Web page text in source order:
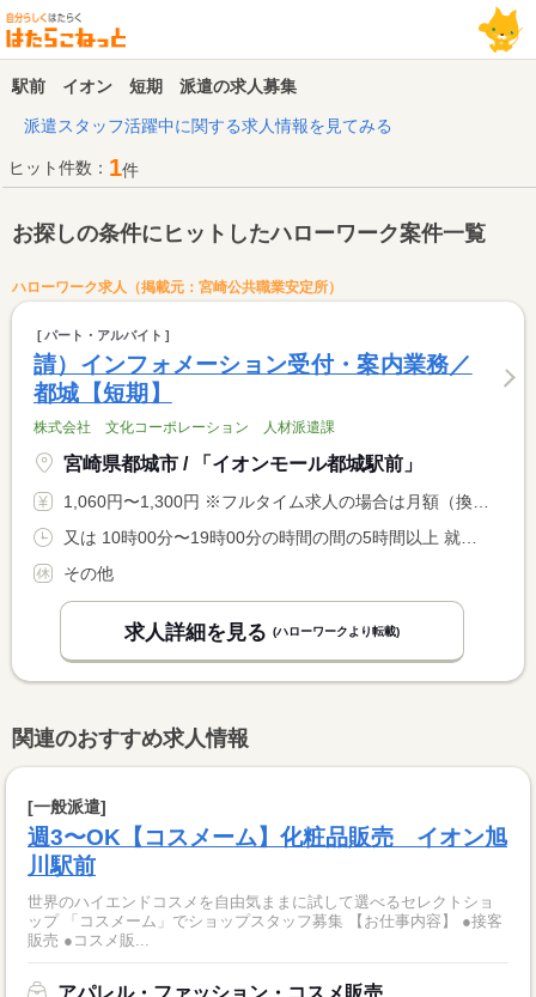
駅前 イオン 短期 派遣の求人募集
派遣スタッフ活躍中に関する求人情報を見てみる
ヒット件数： 1件
お探しの条件にヒットしたハローワーク案件一覧
ハローワーク求人（掲載元：宮崎公共職業安定所）
パート・アルバイト
請）インフォメーション受付・案内業務／
都城【短期】
株式会社 文化コーポレーション 人材派遣課
宮崎県都城市 / 「イオンモール都城駅前」
1,060円〜1,300円 ※フルタイム求人の場合は月額（換算額）、パート求人の場合は時間額を表示しています。
その他
求人詳細を見る (ハローワークより転載)
関連のおすすめ求人情報
[一般派遣]
週3〜OK【コスメーム】化粧品販売 イオン旭
川駅前
世界のハイエンドコスメを自由気ままに試して選べるセレクトショ
ップ 「コスメーム」でショップスタッフ募集 【お仕事内容】 ●接客
販売 ●コスメ販...
アパレル・ファッション・コスメ販売